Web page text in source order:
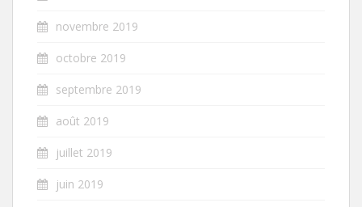
novembre 2019
octobre 2019
septembre 2019
août 2019
juillet 2019
juin 2019